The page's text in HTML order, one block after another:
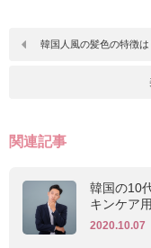
韓国人風の髪色の特徴
関連記事
韓国の10
キンケア
2020.10.07